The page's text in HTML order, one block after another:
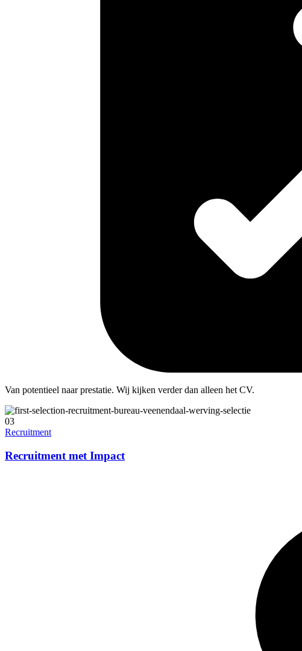
Van potentieel naar prestatie. Wij kijken verder dan alleen het CV.
03
Recruitment
Recruitment met Impact